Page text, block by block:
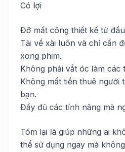
Có lợi
Đỡ mất công thiết kế từ
Tải về xài luôn và chỉ cần
xong phim.
Không phải vắt óc làm các
Không mất tiền thuê người
bạn.
Đầy đủ các tính năng mà
Tóm lại là giúp những ai
thể sử dụng ngay mà